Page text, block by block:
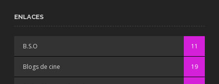
ENLACES
B.S.O 11
Blogs de cine 19